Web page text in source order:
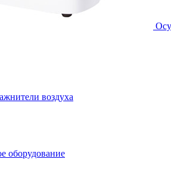
воздуха
оборудование